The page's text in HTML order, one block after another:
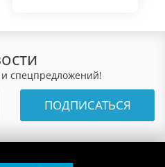
и спецпредложений!
ПОДПИСАТЬСЯ